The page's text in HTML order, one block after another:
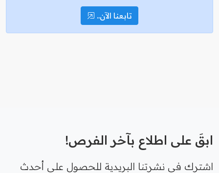
تابعنا الآن..
ابقَ على اطلاع بآخر الفرص!
اشترك في نشرتنا البريدية للحصول على أحدث